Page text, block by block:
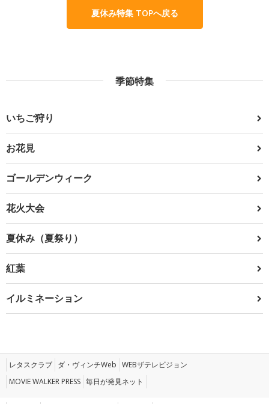
夏休み特集 TOPへ戻る
季節特集
いちご狩り
お花見
ゴールデンウィーク
花火大会
夏休み（夏祭り）
紅葉
イルミネーション
レタスクラブ ダ・ヴィンチWeb WEBザテレビジョン
MOVIE WALKER PRESS 毎日が発見ネット